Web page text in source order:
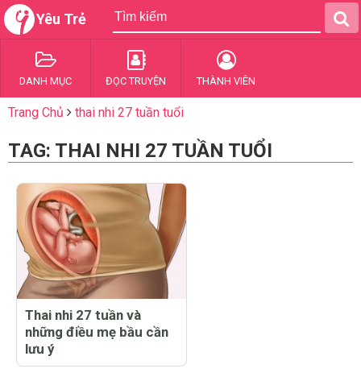
Yêu Trẻ
DANH MỤC ĐỌC TRUYỆN THÀNH VIÊN
Trang Chủ thai nhi 27 tuần tuổi
TAG: THAI NHI 27 TUẦN TUỔI
Thai nhi 27 tuần và
những điều mẹ bầu cần
lưu ý